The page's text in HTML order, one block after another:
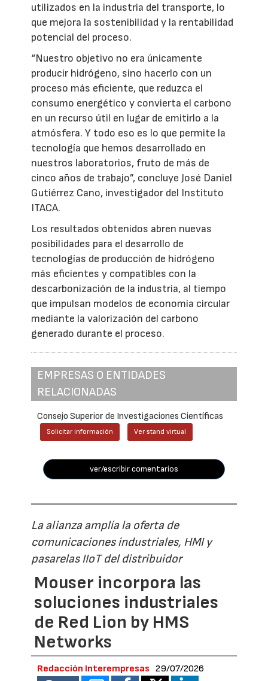
utilizados en la industria del transporte, lo
que mejora la sostenibilidad y la rentabilidad
potencial del proceso.
“Nuestro objetivo no era únicamente
producir hidrógeno, sino hacerlo con un
proceso más eficiente, que reduzca el
consumo energético y convierta el carbono
en un recurso útil en lugar de emitirlo a la
atmósfera. Y todo eso es lo que permite la
tecnología que hemos desarrollado en
nuestros laboratorios, fruto de más de
cinco años de trabajo”, concluye José Daniel
Gutiérrez Cano, investigador del Instituto
ITACA.
Los resultados obtenidos abren nuevas
posibilidades para el desarrollo de
tecnologías de producción de hidrógeno
más eficientes y compatibles con la
descarbonización de la industria, al tiempo
que impulsan modelos de economía circular
mediante la valorización del carbono
generado durante el proceso.
EMPRESAS O ENTIDADES
RELACIONADAS
Consejo Superior de Investigaciones Científicas
Solicitar información Ver stand virtual
ver/escribir comentarios
La alianza amplía la oferta de
comunicaciones industriales, HMI y
pasarelas IIoT del distribuidor
Mouser incorpora las
soluciones industriales
de Red Lion by HMS
Networks
Redacción Interempresas 29/07/2026